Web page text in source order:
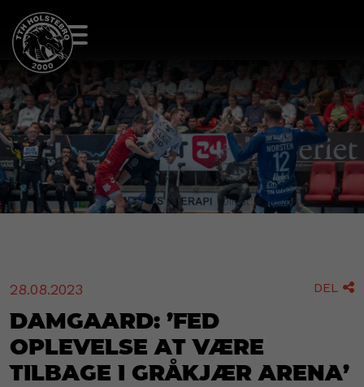
28.08.2023 DEL 
Damgaard: ’Fed
oplevelse at være
tilbage i Gråkjær Arena’